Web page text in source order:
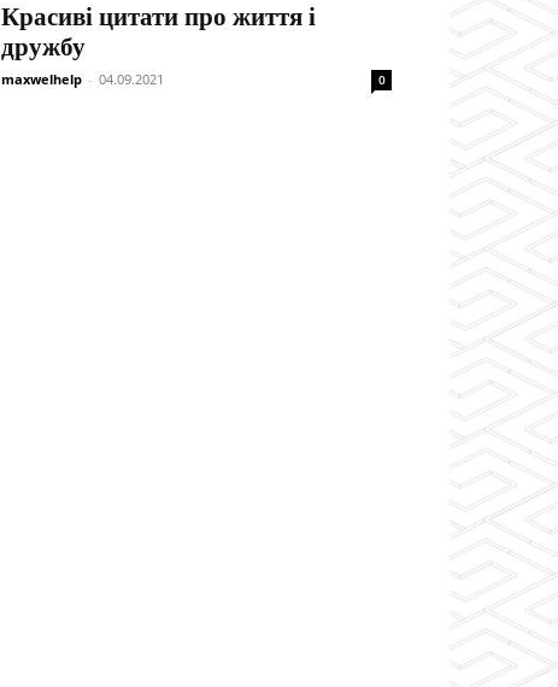
Красиві цитати про життя і
дружбу
maxwelhelp - 04.09.2021 0